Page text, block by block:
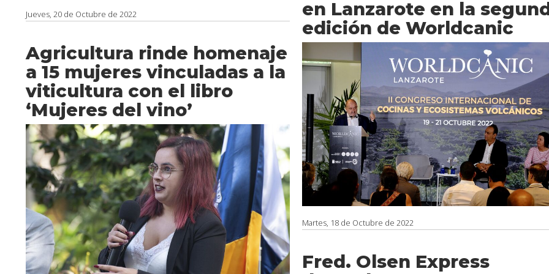
Jueves, 20 de Octubre de 2022
Agricultura rinde homenaje
a 15 mujeres vinculadas a la
viticultura con el libro
‘Mujeres del vino’
en Lanzarote en la
edición de Worldcanic
Martes, 18 de Octubre de 2022
Fred. Olsen Express